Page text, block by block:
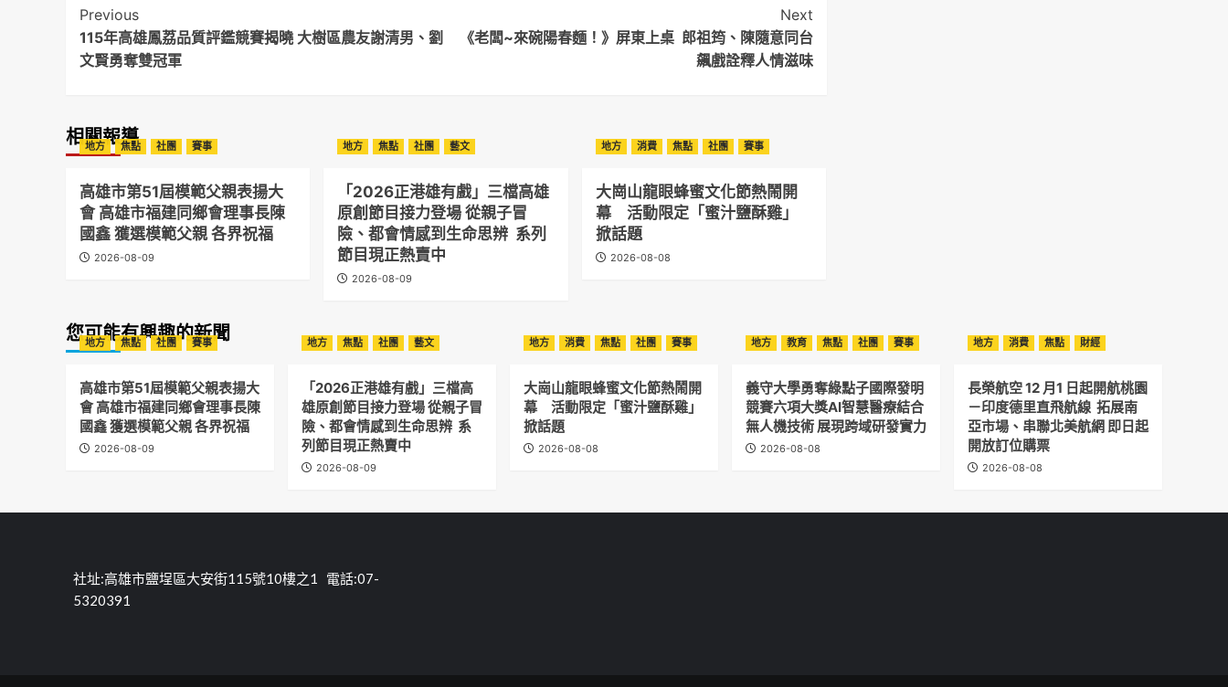
Post
Navigation
Previous
115年高雄鳳荔品質評鑑競賽揭曉 大樹區農友謝清男、劉
文賢勇奪雙冠軍
Next
《老闆~來碗陽春麵！》屏東上桌 郎祖筠、陳隨意同台
飆戲詮釋人情滋味
相關報導
地方 焦點 社團 賽事
高雄市第51屆模範父親表揚大
會 高雄市福建同鄉會理事長陳
國鑫 獲選模範父親 各界祝福
2026-08-09
地方 焦點 社團 藝文
「2026正港雄有戲」三檔高雄
原創節目接力登場 從親子冒
險、都會情感到生命思辨 系列
節目現正熱賣中
2026-08-09
地方 消費 焦點 社團 賽事
大崗山龍眼蜂蜜文化節熱鬧開
幕 活動限定「蜜汁鹽酥雞」
掀話題
2026-08-08
您可能有興趣的新聞
地方 焦點 社團 賽事
高雄市第51屆模範父親表揚大
會 高雄市福建同鄉會理事長陳
國鑫 獲選模範父親 各界祝福
2026-08-09
地方 焦點 社團 藝文
「2026正港雄有戲」三檔高
雄原創節目接力登場 從親子冒
險、都會情感到生命思辨 系
列節目現正熱賣中
2026-08-09
地方 消費 焦點 社團 賽事
大崗山龍眼蜂蜜文化節熱鬧開
幕 活動限定「蜜汁鹽酥雞」
掀話題
2026-08-08
地方 教育 焦點 社團 賽事
義守大學勇奪綠點子國際發明
競賽六項大獎AI智慧醫療結合
無人機技術 展現跨域研發實力
2026-08-08
地方 消費 焦點 財經
長榮航空 12 月1 日起開航桃園
－印度德里直飛航線 拓展南
亞市場、串聯北美航網 即日起
開放訂位購票
2026-08-08
社址:高雄市鹽埕區大安街115號10樓之1 電話:07-
5320391